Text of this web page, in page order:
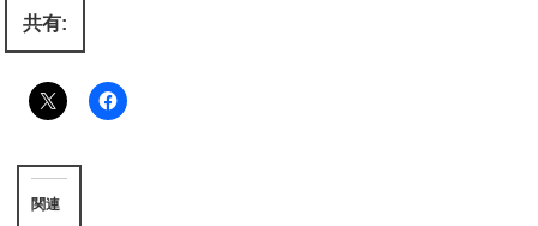
共有:
関連